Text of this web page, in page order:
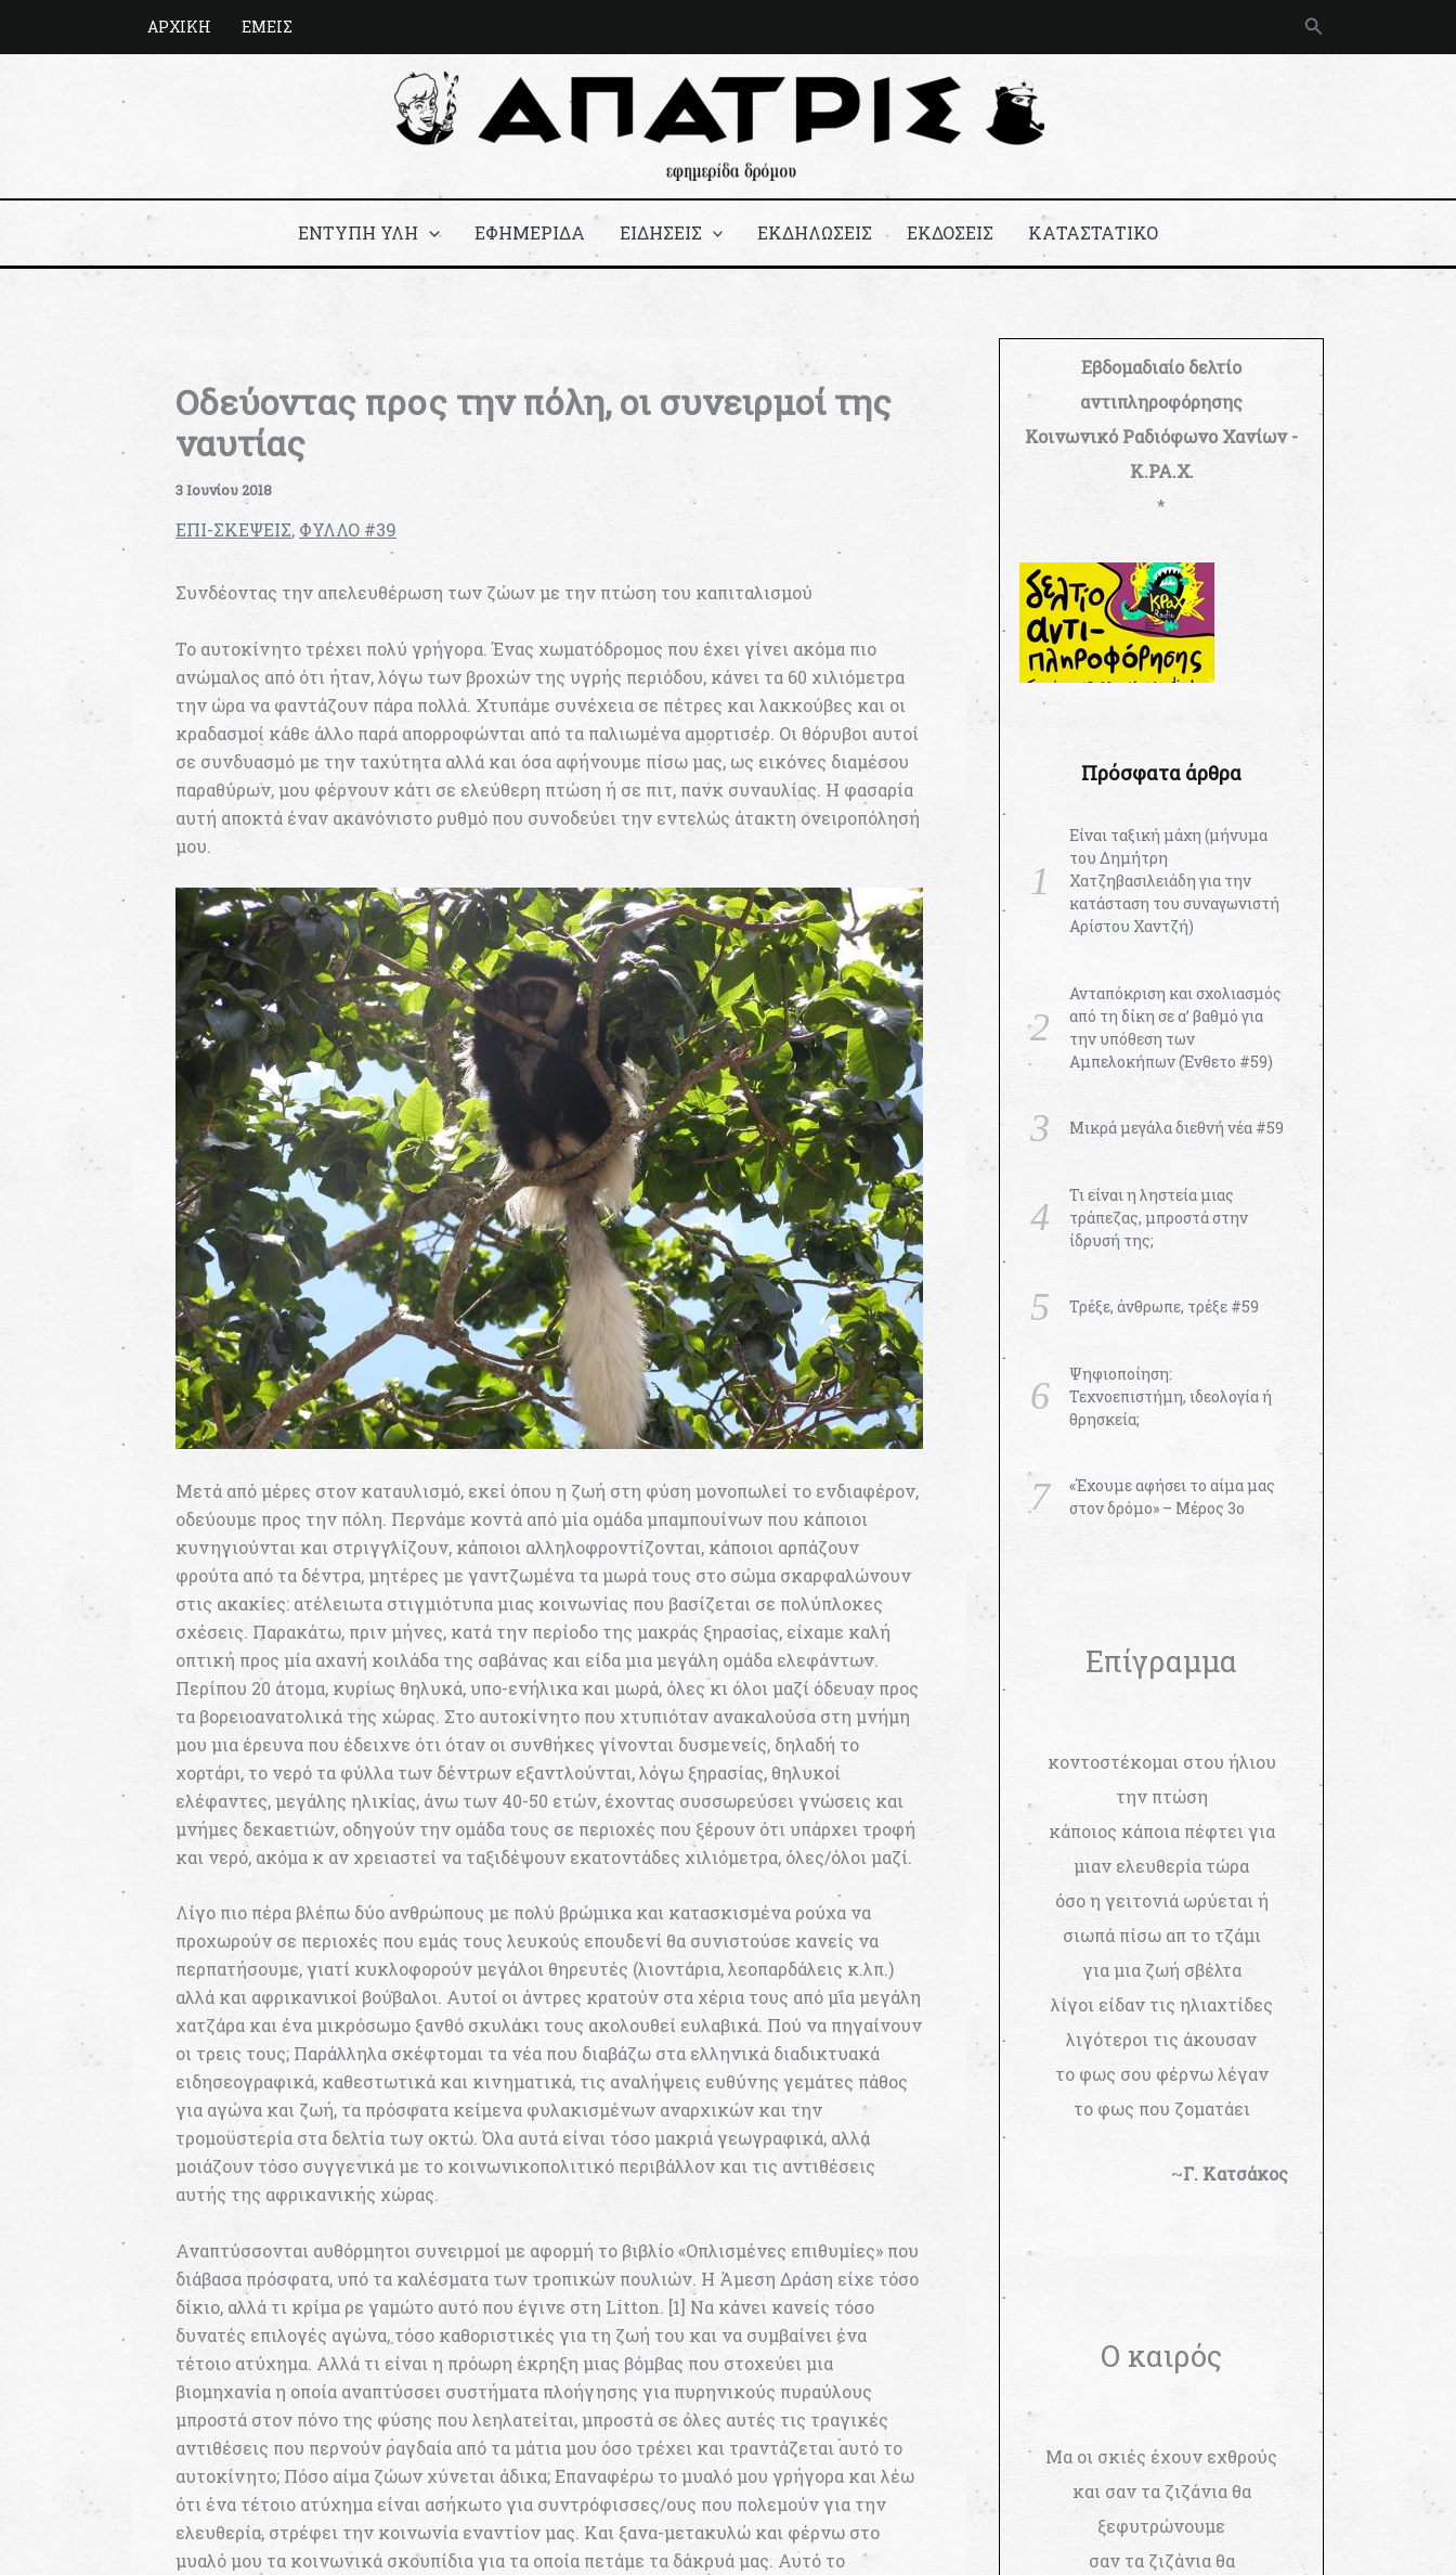
ΑΡΧΙΚΗ ΕΜΕΙΣ Αναζήτηση
ΕΝΤΥΠΗ ΥΛΗ ΕΦΗΜΕΡΙΔΑ ΕΙΔΗΣΕΙΣ ΕΚΔΗΛΩΣΕΙΣ ΕΚΔΟΣΕΙΣ ΚΑΤΑΣΤΑΤΙΚΟ
Οδεύοντας προς την πόλη, οι συνειρμοί της
ναυτίας
3 Ιουνίου 2018
ΕΠΙ-ΣΚΕΨΕΙΣ, ΦΥΛΛΟ #39
Συνδέοντας την απελευθέρωση των ζώων με την πτώση του καπιταλισμού
Το αυτοκίνητο τρέχει πολύ γρήγορα. Ένας χωματόδρομος που έχει γίνει ακόμα πιο
ανώμαλος από ότι ήταν, λόγω των βροχών της υγρής περιόδου, κάνει τα 60 χιλιόμετρα
την ώρα να φαντάζουν πάρα πολλά. Χτυπάμε συνέχεια σε πέτρες και λακκούβες και οι
κραδασμοί κάθε άλλο παρά απορροφώνται από τα παλιωμένα αμορτισέρ. Οι θόρυβοι αυτοί
σε συνδυασμό με την ταχύτητα αλλά και όσα αφήνουμε πίσω μας, ως εικόνες διαμέσου
παραθύρων, μου φέρνουν κάτι σε ελεύθερη πτώση ή σε πιτ, πανκ συναυλίας. Η φασαρία
αυτή αποκτά έναν ακανόνιστο ρυθμό που συνοδεύει την εντελώς άτακτη ονειροπόλησή
μου.
Μετά από μέρες στον καταυλισμό, εκεί όπου η ζωή στη φύση μονοπωλεί το ενδιαφέρον,
οδεύουμε προς την πόλη. Περνάμε κοντά από μία ομάδα μπαμπουίνων που κάποιοι
κυνηγιούνται και στριγγλίζουν, κάποιοι αλληλοφροντίζονται, κάποιοι αρπάζουν
φρούτα από τα δέντρα, μητέρες με γαντζωμένα τα μωρά τους στo σώμα σκαρφαλώνουν
στις ακακίες: ατέλειωτα στιγμιότυπα μιας κοινωνίας που βασίζεται σε πολύπλοκες
σχέσεις. Παρακάτω, πριν μήνες, κατά την περίοδο της μακράς ξηρασίας, είχαμε καλή
οπτική προς μία αχανή κοιλάδα της σαβάνας και είδα μια μεγάλη ομάδα ελεφάντων.
Περίπου 20 άτομα, κυρίως θηλυκά, υπο-ενήλικα και μωρά, όλες κι όλοι μαζί όδευαν προς
τα βορειοανατολικά της χώρας. Στο αυτοκίνητο που χτυπιόταν ανακαλούσα στη μνήμη
μου μια έρευνα που έδειχνε ότι όταν οι συνθήκες γίνονται δυσμενείς, δηλαδή το
χορτάρι, το νερό τα φύλλα των δέντρων εξαντλούνται, λόγω ξηρασίας, θηλυκοί
ελέφαντες, μεγάλης ηλικίας, άνω των 40-50 ετών, έχοντας συσσωρεύσει γνώσεις και
μνήμες δεκαετιών, οδηγούν την ομάδα τους σε περιοχές που ξέρουν ότι υπάρχει τροφή
και νερό, ακόμα κ αν χρειαστεί να ταξιδέψουν εκατοντάδες χιλιόμετρα, όλες/όλοι μαζί.
Λίγο πιο πέρα βλέπω δύο ανθρώπους με πολύ βρώμικα και κατασκισμένα ρούχα να
προχωρούν σε περιοχές που εμάς τους λευκούς επουδενί θα συνιστούσε κανείς να
περπατήσουμε, γιατί κυκλοφορούν μεγάλοι θηρευτές (λιοντάρια, λεοπαρδάλεις κ.λπ.)
αλλά και αφρικανικοί βούβαλοι. Aυτοί οι άντρες κρατούν στα χέρια τους από μία μεγάλη
χατζάρα και ένα μικρόσωμο ξανθό σκυλάκι τους ακολουθεί ευλαβικά. Πού να πηγαίνουν
οι τρεις τους; Παράλληλα σκέφτομαι τα νέα που διαβάζω στα ελληνικά διαδικτυακά
ειδησεογραφικά, καθεστωτικά και κινηματικά, τις αναλήψεις ευθύνης γεμάτες πάθος
για αγώνα και ζωή, τα πρόσφατα κείμενα φυλακισμένων αναρχικών και την
τρομοϋστερία στα δελτία των οκτώ. Όλα αυτά είναι τόσο μακριά γεωγραφικά, αλλά
μοιάζουν τόσο συγγενικά με το κοινωνικοπολιτικό περιβάλλον και τις αντιθέσεις
αυτής της αφρικανικής χώρας.
Αναπτύσσονται αυθόρμητοι συνειρμοί με αφορμή το βιβλίο «Οπλισμένες επιθυμίες» που
διάβασα πρόσφατα, υπό τα καλέσματα των τροπικών πουλιών. Η Άμεση Δράση είχε τόσο
δίκιο, αλλά τι κρίμα ρε γαμώτο αυτό που έγινε στη Litton. [1] Να κάνει κανείς τόσο
δυνατές επιλογές αγώνα, τόσο καθοριστικές για τη ζωή του και να συμβαίνει ένα
τέτοιο ατύχημα. Αλλά τι είναι η πρόωρη έκρηξη μιας βόμβας που στοχεύει μια
βιομηχανία η οποία αναπτύσσει συστήματα πλοήγησης για πυρηνικούς πυραύλους
μπροστά στον πόνο της φύσης που λεηλατείται, μπροστά σε όλες αυτές τις τραγικές
αντιθέσεις που περνούν ραγδαία από τα μάτια μου όσο τρέχει και τραντάζεται αυτό το
αυτοκίνητο; Πόσο αίμα ζώων χύνεται άδικα; Επαναφέρω το μυαλό μου γρήγορα και λέω
ότι ένα τέτοιο ατύχημα είναι ασήκωτο για συντρόφισσες/ους που πολεμούν για την
ελευθερία, στρέφει την κοινωνία εναντίον μας. Και ξανα-μετακυλώ και φέρνω στο
μυαλό μου τα κοινωνικά σκουπίδια για τα οποία πετάμε τα δάκρυά μας. Αυτό το
Εβδομαδιαίο δελτίο
αντιπληροφόρησης
Κοινωνικό Ραδιόφωνο Χανίων -
Κ.ΡΑ.Χ.
*
Πρόσφατα άρθρα
Είναι ταξική μάχη (μήνυμα
του Δημήτρη
Χατζηβασιλειάδη για την
κατάσταση του συναγωνιστή
Αρίστου Χαντζή)
Ανταπόκριση και σχολιασμός
από τη δίκη σε α’ βαθμό για
την υπόθεση των
Αμπελοκήπων (Ένθετο #59)
Μικρά μεγάλα διεθνή νέα #59
Τι είναι η ληστεία μιας
τράπεζας, μπροστά στην
ίδρυσή της;
Τρέξε, άνθρωπε, τρέξε #59
Ψηφιοποίηση:
Τεχνοεπιστήμη, ιδεολογία ή
θρησκεία;
«Έχουμε αφήσει το αίμα μας
στον δρόμο» – Μέρος 3ο
Επίγραμμα
κοντοστέκομαι στου ήλιου
την πτώση
κάποιος κάποια πέφτει για
μιαν ελευθερία τώρα
όσο η γειτονιά ωρύεται ή
σιωπά πίσω απ το τζάμι
για μια ζωή σβέλτα
λίγοι είδαν τις ηλιαχτίδες
λιγότεροι τις άκουσαν
το φως σου φέρνω λέγαν
το φως που ζοματάει
~Γ. Κατσάκος
Ο καιρός
Μα οι σκιές έχουν εχθρούς
και σαν τα ζιζάνια θα
ξεφυτρώνουμε
σαν τα ζιζάνια θα